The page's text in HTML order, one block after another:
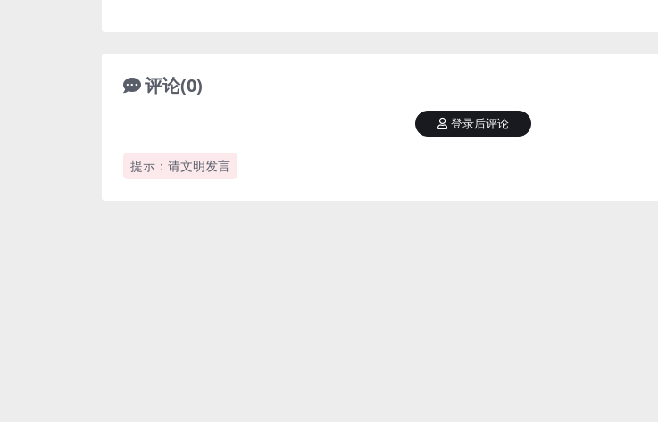
评论(0)
提示：请文明发言
登录后评论